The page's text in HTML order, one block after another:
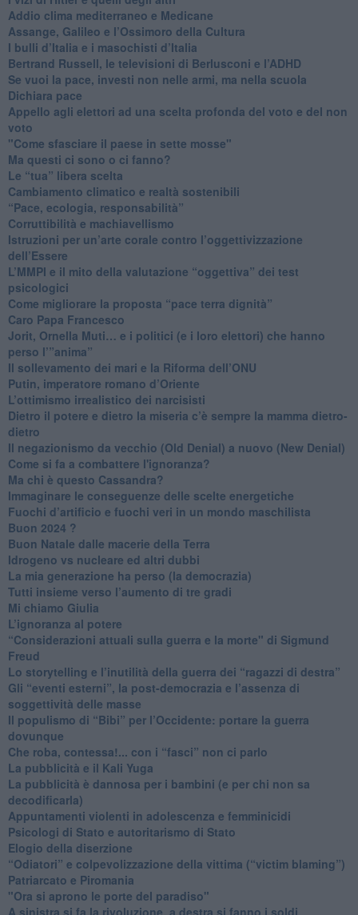
Addio clima mediterraneo e Medicane
​Assange, Galileo e l’Ossimoro della Cultura
​I bulli d’Italia e i masochisti d’Italia
​Bertrand Russell, le televisioni di Berlusconi e l’ADHD
​Se vuoi la pace, investi non nelle armi, ma nella scuola
​Dichiara pace
​Appello agli elettori ad una scelta profonda del voto e del non
voto
"Come sfasciare il paese in sette mosse"
​Ma questi ci sono o ci fanno?
​Le “tua” libera scelta
Cambiamento climatico e realtà sostenibili
“Pace, ecologia, responsabilità”
​Corruttibilità e machiavellismo
Istruzioni per un’arte corale contro l’oggettivizzazione
dell’Essere
​L’MMPI e il mito della valutazione “oggettiva” dei test
psicologici
Come migliorare la proposta “pace terra dignità”
Caro Papa Francesco
​Jorit, Ornella Muti… e i politici (e i loro elettori) che hanno
perso l’”anima”
​Il sollevamento dei mari e la Riforma dell’ONU
Putin, imperatore romano d’Oriente
​L’ottimismo irrealistico dei narcisisti
​Dietro il potere e dietro la miseria c’è sempre la mamma dietro-
dietro
Il negazionismo da vecchio (Old Denial) a nuovo (New Denial)
Come si fa a combattere l'ignoranza?
Ma chi è questo Cassandra?
Immaginare le conseguenze delle scelte energetiche
​Fuochi d’artificio e fuochi veri in un mondo maschilista
Buon 2024 ?
​Buon Natale dalle macerie della Terra
​Idrogeno vs nucleare ed altri dubbi
​La mia generazione ha perso (la democrazia)
​Tutti insieme verso l’aumento di tre gradi
Mi chiamo Giulia
L’ignoranza al potere
​“Considerazioni attuali sulla guerra e la morte" di Sigmund
Freud
​Lo storytelling e l’inutilità della guerra dei “ragazzi di destra”
​Gli “eventi esterni”, la post-democrazia e l’assenza di
soggettività delle masse
​Il populismo di “Bibi” per l’Occidente: portare la guerra
dovunque
​Che roba, contessa!... con i “fasci” non ci parlo
La pubblicità e il Kali Yuga
​La pubblicità è dannosa per i bambini (e per chi non sa
decodificarla)
​Appuntamenti violenti in adolescenza e femminicidi
​Psicologi di Stato e autoritarismo di Stato
Elogio della diserzione
“Odiatori” e colpevolizzazione della vittima (“victim blaming”)
​Patriarcato e Piromania
"Ora si aprono le porte del paradiso"
​A sinistra si fa la rivoluzione, a destra si fanno i soldi